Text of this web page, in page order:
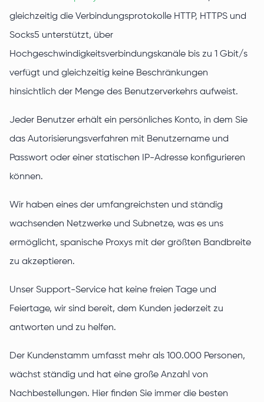
gleichzeitig die Verbindungsprotokolle HTTP, HTTPS und
Socks5 unterstützt, über
Hochgeschwindigkeitsverbindungskanäle bis zu 1 Gbit/s
verfügt und gleichzeitig keine Beschränkungen
hinsichtlich der Menge des Benutzerverkehrs aufweist.
Jeder Benutzer erhält ein persönliches Konto, in dem Sie
das Autorisierungsverfahren mit Benutzername und
Passwort oder einer statischen IP-Adresse konfigurieren
können.
Wir haben eines der umfangreichsten und ständig
wachsenden Netzwerke und Subnetze, was es uns
ermöglicht, spanische Proxys mit der größten Bandbreite
zu akzeptieren.
Unser Support-Service hat keine freien Tage und
Feiertage, wir sind bereit, dem Kunden jederzeit zu
antworten und zu helfen.
Der Kundenstamm umfasst mehr als 100.000 Personen,
wächst ständig und hat eine große Anzahl von
Nachbestellungen. Hier finden Sie immer die besten